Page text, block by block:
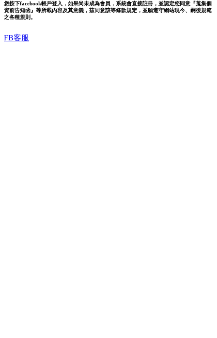
您按下facebook帳戶登入，如果尚未成為會員，系統會直接註冊，並認定您同意『蒐集個
資前告知函』等所載內容及其意義，茲同意該等條款規定，並願遵守網站現今、嗣後規範
之各種規則。
FB客服